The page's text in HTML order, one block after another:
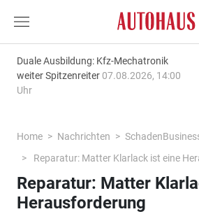
Duale Ausbildung: Kfz-Mechatronik
weiter Spitzenreiter 07.08.2026, 14:00
Uhr
Home Nachrichten
Reparatur: Matter Klarlack ist eine
Reparatur: Matter
Herausforderung